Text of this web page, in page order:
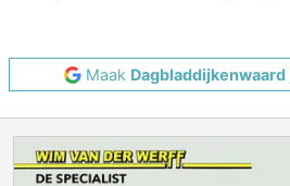
Maak Dagbladdijkenwaard